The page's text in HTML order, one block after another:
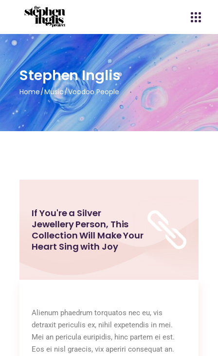
Stephen Inglis
Home Music Voodoo People
If You're a Silver
Jewellery Person, This
Collection Will Make Your
Heart Sing with Joy
Alienum phaedrum torquatos nec eu, vis
detraxit periculis ex, nihil expetendis in mei.
Mei an pericula euripidis, hinc partem ei est.
Eos ei nisl graecis, vix aperiri consequat an.